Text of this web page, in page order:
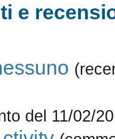
e
del 11/02/